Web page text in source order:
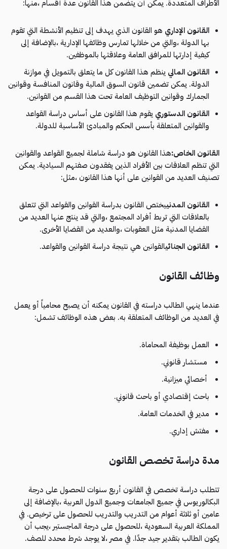
الأطراف المتعددة. يمكن أن يتضمن هذا القانون عدة أقسام ،منها:
القانون الإداري هو القانون الذي يهدف إلى تنظيم الأنشطة التي تقوم
بها الدولة ،والتي من خلالها تمارس وظائفها الإدارية ،بالإضافة إلى
كيفية إدارتها للمرافق العامة وعلاقتها بالموظفين.
القانون المالي ينظم هذا القانون كل ما يتعلق بالتمويل في موازنة
الدولة. يمكن تضمين قانون السوق المالية وقانون المنافسة وقوانين
الجمارك وقوانين التوظيف العامة تحت هذا القسم من القوانين.
القانون الدستوري يقوم هذا القانون على أساس دراسة القواعد
والقوانين المتعلقة بأسس الحكم والمبادئ الأساسية للدولة.
القانون الخاص:هذا القانون هو دراسة شاملة لجميع القواعد والقوانين
التي تنظم العلاقات بين الأفراد الذين يفقدون صفتهم السيادية. يمكن
تصنيف العديد من القوانين على أنها هذا القانون ،مثل:
القانون المدنييختص القانون بدراسة القوانين والقواعد التي تتعلق
بالعلاقات التي تربط أفراد المجتمع ،والتي قد ينتج عنها العديد من
القضايا المدنية مثل العقوبات ،والعديد من القضايا الأخرى.
القانون الجنائيالقوانين هي نتيجة دراسة القوانين والقواعد.
وظائف القانون
عندما ينهي الطالب دراسته في القانون يمكنه أن يصبح محامياً أو يعمل
في العديد من الوظائف المتعلقة به. بعض هذه الوظائف تشمل:
العمل بوظيفة المحاماة.
مستشار قانوني.
أخصائي ميزانية.
باحث إقتصادي أو باحث قانوني.
مدير في الخدمات العامة.
مفتش إداري.
مدة دراسة تخصص القانون
تتطلب دراسة تخصص في القانون أربع سنوات للحصول على درجة
البكالوريوس في جميع الجامعات وجميع الدول العربية ،بالإضافة إلى
عامين أو ثلاثة أعوام من التدريب والتدريب للحصول على ترخيص. في
المملكة العربية السعودية ،للحصول على درجة الماجستير ،يجب أن
يكون الطالب بتقدير جيد جدًا. في مصر ،لا يوجد شرط محدد للصف.